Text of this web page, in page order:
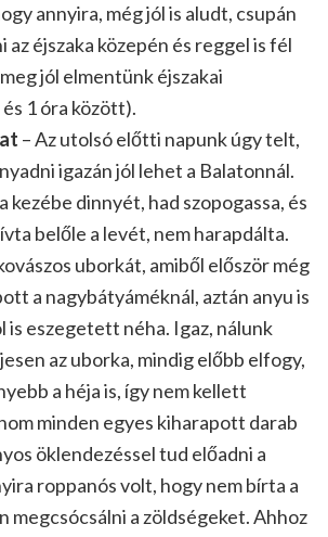
annyira, még jól is aludt, csupán
éjszaka közepén és reggel is fél
jól elmentünk éjszakai
1 óra között).
– Az utolsó előtti napunk úgy telt,
igazán jól lehet a Balatonnál.
kezébe dinnyét, had szopogassa, és
belőle a levét, nem harapdálta.
uborkát, amiből először még
a nagybátyáméknál, aztán anyu is
is eszegetett néha. Igaz, nálunk
az uborka, mindig előbb elfogy,
a héja is, így nem kellett
minden egyes kiharapott darab
öklendezéssel tud előadni a
roppanós volt, hogy nem bírta a
megcsócsálni a zöldségeket. Ahhoz